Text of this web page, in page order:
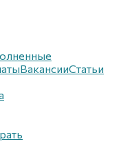
ВакансииСтатьи